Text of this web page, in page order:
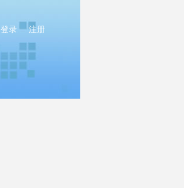
注册
登录